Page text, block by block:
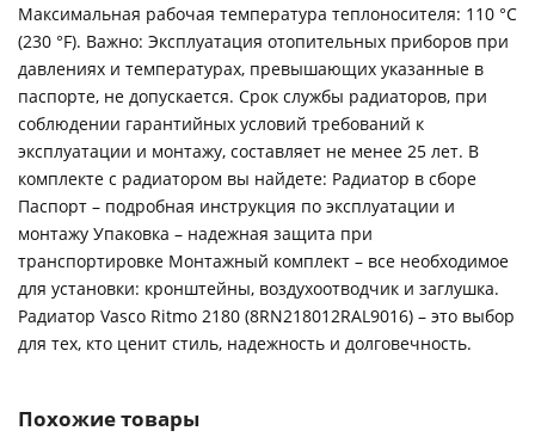
Максимальная рабочая температура теплоносителя: 110 °C
(230 °F). Важно: Эксплуатация отопительных приборов при
давлениях и температурах, превышающих указанные в
паспорте, не допускается. Срок службы радиаторов, при
соблюдении гарантийных условий требований к
эксплуатации и монтажу, составляет не менее 25 лет. В
комплекте с радиатором вы найдете: Радиатор в сборе
Паспорт – подробная инструкция по эксплуатации и
монтажу Упаковка – надежная защита при
транспортировке Монтажный комплект – все необходимое
для установки: кронштейны, воздухоотводчик и заглушка.
Радиатор Vasco Ritmo 2180 (8RN218012RAL9016) – это выбор
для тех, кто ценит стиль, надежность и долговечность.
Похожие товары